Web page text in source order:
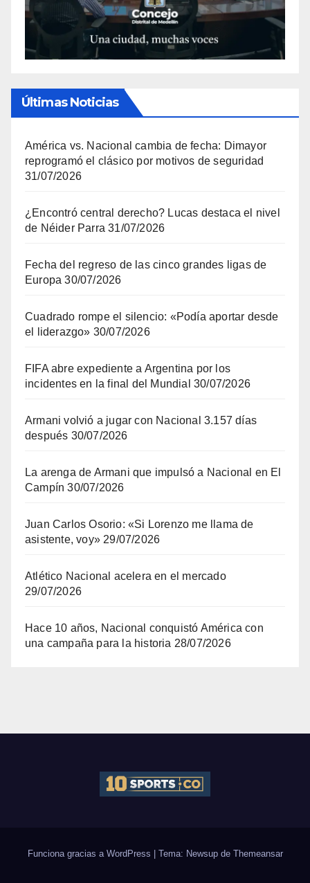
Últimas Noticias
América vs. Nacional cambia de fecha: Dimayor
reprogramó el clásico por motivos de seguridad
31/07/2026
¿Encontró central derecho? Lucas destaca el nivel
de Néider Parra 31/07/2026
Fecha del regreso de las cinco grandes ligas de
Europa 30/07/2026
Cuadrado rompe el silencio: «Podía aportar desde
el liderazgo» 30/07/2026
FIFA abre expediente a Argentina por los
incidentes en la final del Mundial 30/07/2026
Armani volvió a jugar con Nacional 3.157 días
después 30/07/2026
La arenga de Armani que impulsó a Nacional en El
Campín 30/07/2026
Juan Carlos Osorio: «Si Lorenzo me llama de
asistente, voy» 29/07/2026
Atlético Nacional acelera en el mercado
29/07/2026
Hace 10 años, Nacional conquistó América con
una campaña para la historia 28/07/2026
Funciona gracias a WordPress Tema: Newsup de Themeansar